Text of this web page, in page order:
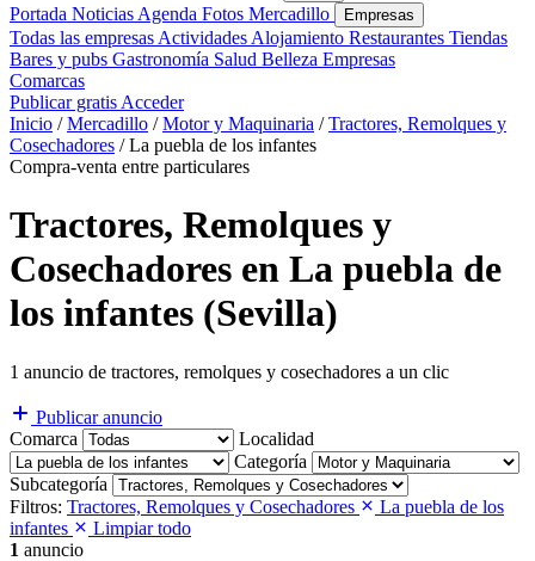
Portada Noticias Agenda Fotos Mercadillo Empresas
Todas las empresas Actividades Alojamiento Restaurantes Tiendas
Bares y pubs Gastronomía Salud Belleza Empresas
Comarcas
Publicar gratis Acceder
Inicio / Mercadillo / Motor y Maquinaria / Tractores, Remolques y
Cosechadores / La puebla de los infantes
Compra-venta entre particulares
Tractores, Remolques y
Cosechadores en La puebla de
los infantes (Sevilla)
1 anuncio de tractores, remolques y cosechadores a un clic
Publicar anuncio
Comarca
Localidad
Categoría
Subcategoría
Filtros: Tractores, Remolques y Cosechadores
La puebla de los
infantes
Limpiar todo
1 anuncio